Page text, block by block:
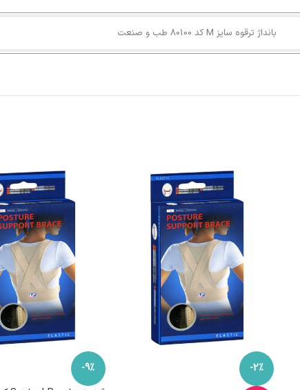
بانداژ ترقوه سایز M کد 80100 طب و صنعت
-2%
-9%